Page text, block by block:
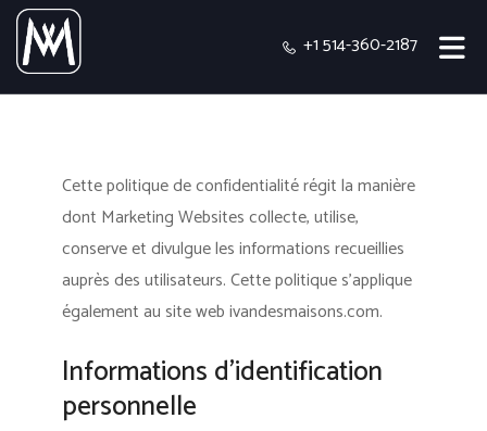
+1 514-360-2187
Cette politique de confidentialité régit la manière
dont Marketing Websites collecte, utilise,
conserve et divulgue les informations recueillies
auprès des utilisateurs.Cette politique s'applique
également au site web ivandesmaisons.com.
Informations d’identification
personnelle